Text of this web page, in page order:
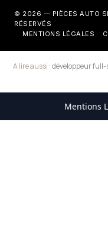
© 2026 — PIÈCES AUTO
RÉSERVÉS
MENTIONS LÉGALES
A lire aussi :développeur
Mentions